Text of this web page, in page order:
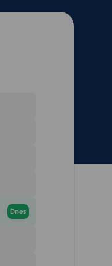
Dnes